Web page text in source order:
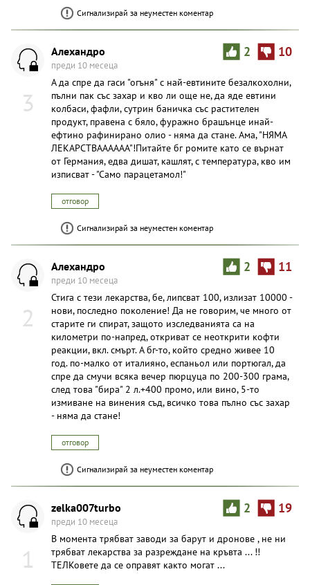
Сигнализирай за неуместен коментар
3
2 10
Алехандро
преди 10 месеца
А да спре да гаси "огъня" с най-евтините безалкохолни,
пълни пак със захар и кво ли още не, да яде евтини
колбаси, фафли, сутрин баничка със растителен
продукт, правена с бяло, фуражно брашънце инай-
ефтино рафинирано олио - няма да стане. Ама, "НЯМА
ЛЕКАРСТВАААААА"!Питайте бг ромите като се върнат
от Германия, едва дишат, кашлят, с температура, кво им
изписват - "Само парацетамол!"
отговор
Сигнализирай за неуместен коментар
2
2 11
Алехандро
преди 10 месеца
Стига с тези лекарства, бе, липсват 100, излизат 10000 -
нови, последно поколение! Да не говорим, че много от
старите ги спират, защото изследванията са на
километри по-напред, откриват се неоткрити кофти
реакции, вкл. смърт. А бг-то, който средно живее 10
год. по-малко от италияно, еспаньол или портюгал, да
спре да смучи всяка вечер пюрцуца по 200-300 грама,
след това "бира" 2 л.+400 промо, или вино, 5-то
измиване на винения съд, всичко това пълно със захар
- няма да стане!
отговор
Сигнализирай за неуместен коментар
1
2 19
zelka007turbo
преди 10 месеца
В момента трябват заводи за барут и дронове , не ни
трябват лекарства за разреждане на кръвта ... !!
ТЕЛКовете да се оправят както могат ...